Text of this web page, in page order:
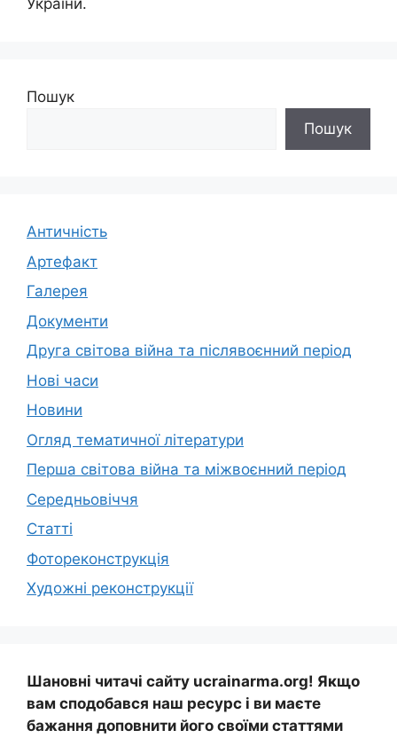
України.
Пошук
Пошук
Античність
Артефакт
Галерея
Документи
Друга світова війна та післявоєнний період
Нові часи
Новини
Огляд тематичної літератури
Перша світова війна та міжвоєнний період
Середньовіччя
Статті
Фотореконструкція
Художні реконструкції
Шановні читачі сайту ucrainarma.org! Якщо
вам сподобався наш ресурс і ви маєте
бажання доповнити його своїми статтями